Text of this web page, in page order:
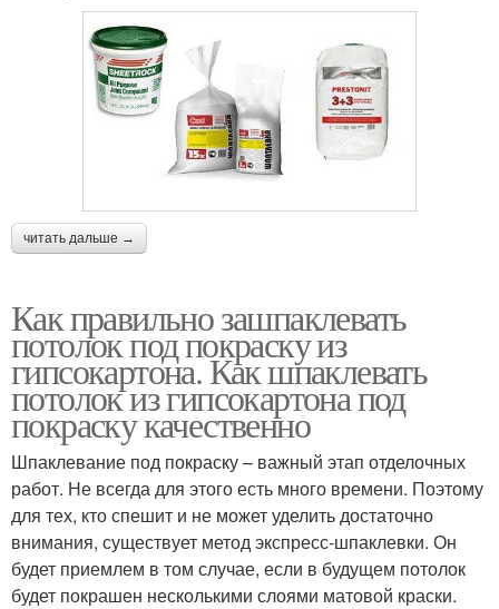
читать дальше →
Как правильно зашпаклевать
потолок под покраску из
гипсокартона. Как шпаклевать
потолок из гипсокартона под
покраску качественно
Шпаклевание под покраску – важный этап отделочных
работ. Не всегда для этого есть много времени. Поэтому
для тех, кто спешит и не может уделить достаточно
внимания, существует метод экспресс-шпаклевки. Он
будет приемлем в том случае, если в будущем потолок
будет покрашен несколькими слоями матовой краски.